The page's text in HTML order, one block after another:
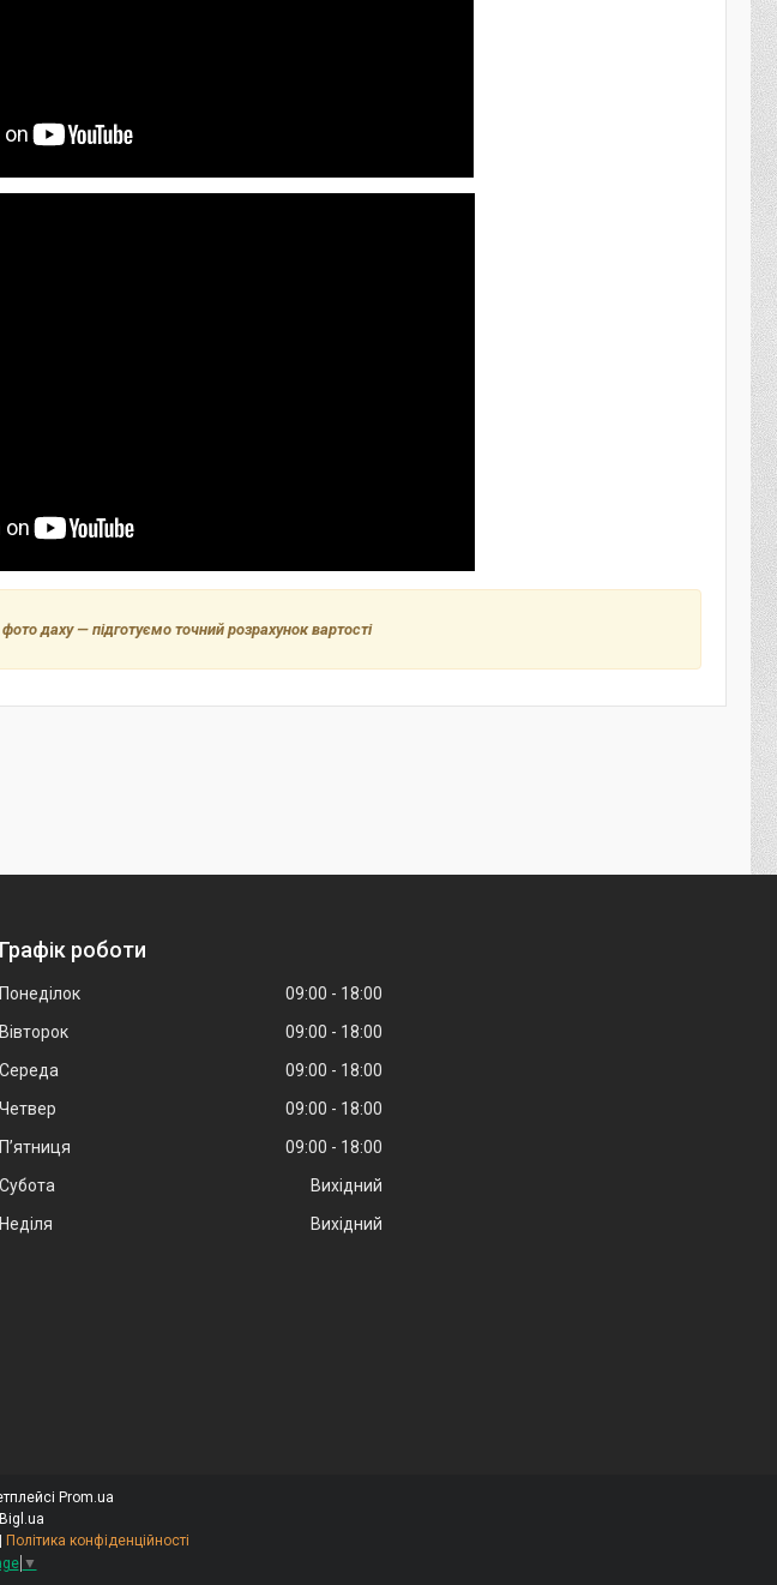
даху — підготуємо точний розрахунок вартості
Графік роботи
Понеділок 09:00
18:00
Вівторок
09:00
18:00
Середа
09:00
18:00
Четвер
09:00
18:00
Пʼятниця
09:00
18:00
Субота
Вихідний
Неділя
Вихідний
Prom.ua
Політика конфіденційності
▼